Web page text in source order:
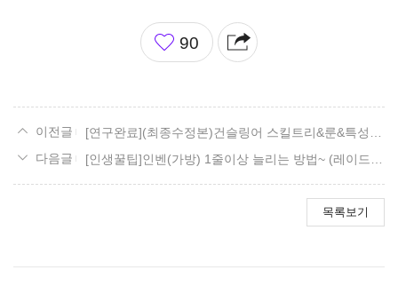
좋
아
90
[연구완료](최종수정본)건슬링어 스킬트리&룬&특성&각인서 선택 과 딜사이클
[인생꿀팁]인벤(가방) 1줄이상 늘리는 방법~ (레이드장비제작,연마재료도 적용)
목록보기